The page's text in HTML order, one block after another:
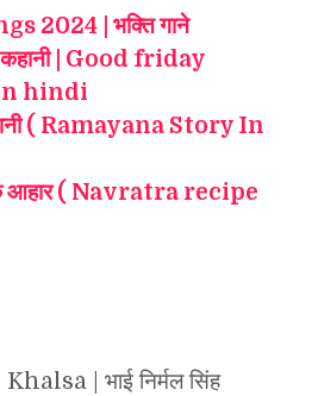
2024 | भक्ति गाने
कहानी | Good friday
hindi
( Ramayana Story In
के आहार ( Navratra recipe
| भाई निर्मल सिंह